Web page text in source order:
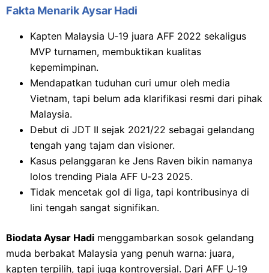
Fakta Menarik Aysar Hadi
Kapten Malaysia U‑19 juara AFF 2022 sekaligus
MVP turnamen, membuktikan kualitas
kepemimpinan.
Mendapatkan tuduhan curi umur oleh media
Vietnam, tapi belum ada klarifikasi resmi dari pihak
Malaysia.
Debut di JDT II sejak 2021/22 sebagai gelandang
tengah yang tajam dan visioner.
Kasus pelanggaran ke Jens Raven bikin namanya
lolos trending Piala AFF U‑23 2025.
Tidak mencetak gol di liga, tapi kontribusinya di
lini tengah sangat signifikan.
Biodata Aysar Hadi menggambarkan sosok gelandang
muda berbakat Malaysia yang penuh warna: juara,
kapten terpilih, tapi juga kontroversial. Dari AFF U‑19